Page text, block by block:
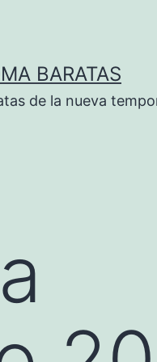
BARATAS
de la nueva